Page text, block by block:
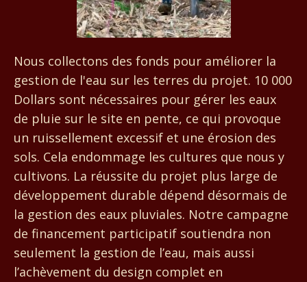
Nous collectons des fonds pour améliorer la
gestion de l'eau sur les terres du projet. 10 000
Dollars sont nécessaires pour gérer les eaux
de pluie sur le site en pente, ce qui provoque
un ruissellement excessif et une érosion des
sols. Cela endommage les cultures que nous y
cultivons. La réussite du projet plus large de
développement durable dépend désormais de
la gestion des eaux pluviales. Notre campagne
de financement participatif soutiendra non
seulement la gestion de l’eau, mais aussi
l’achèvement du design complet en